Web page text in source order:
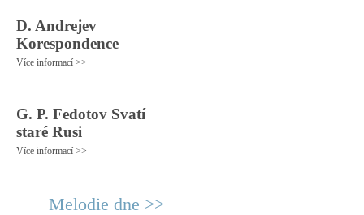
D. Andrejev
Korespondence
Více informací >>
G. P. Fedotov Svatí
staré Rusi
Více informací >>
Melodie dne >>